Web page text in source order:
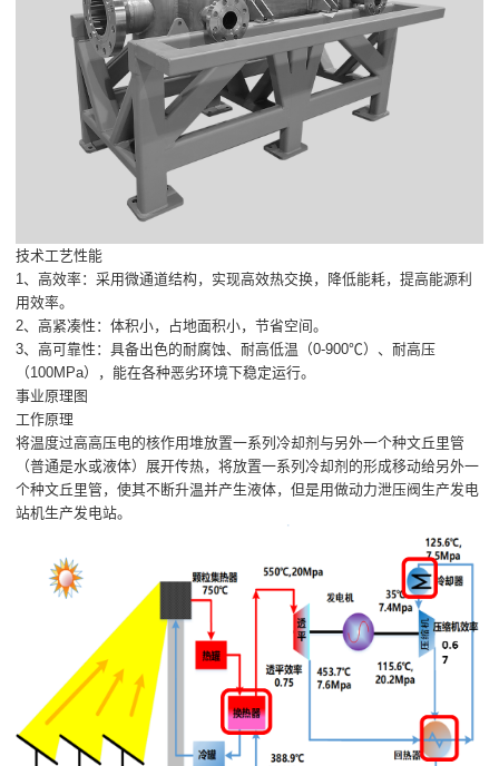
技术工艺性能
1、高效率：采用微通道结构，实现高效热交换，降低能耗，提高能源利
用效率。
2、高紧凑性：体积小，占地面积小，节省空间。
3、高可靠性：具备出色的耐腐蚀、耐高低温（0-900℃）、耐高压
（100MPa），能在各种恶劣环境下稳定运行。
事业原理图
工作原理
将温度过高高压电的核作用堆放置一系列冷却剂与另外一个种文丘里管
（普通是水或液体）展开传热，将放置一系列冷却剂的形成移动给另外一
个种文丘里管，使其不断升温并产生液体，但是用做动力泄压阀生产发电
站机生产发电站。